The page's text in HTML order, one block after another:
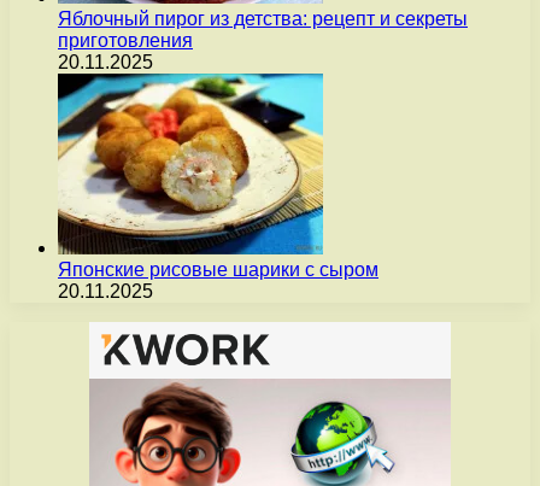
Яблочный пирог из детства: рецепт и секреты
приготовления
20.11.2025
Японские рисовые шарики с сыром
20.11.2025